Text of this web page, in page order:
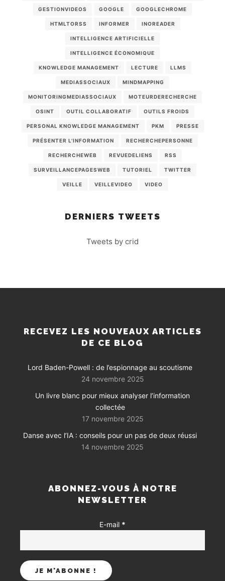
GESTIONVIDEOS GOOGLE GOOGLECHROME
HTMLTORSS INFORMER INOREADER
INTELLIGENCE ARTIFICIELLE
INTELLIGENCE ÉCONOMIQUE
KNOWLEDGE MANAGEMENT LECTURE LLMS
MEDIASSOCIAUX MINDMAPPING
MONITORINGMEDIASSOCIAUX MOTEURDERECHERCHE
OSINT OUTIL COLLABORATIF OUTILS FROIDS
PERSONAL KNOWLEDGE MANAGEMENT PKM PRESSE
PRÉSENTER L'INFORMATION RECHERCHEPERSONNE
RECHERCHEWEB REVUEDELIENS RSS
SURVEILLANCEPAGESWEB TUTORIEL TWITTER
VEILLE VEILLEVIDEO VIDEO
DERNIERS TWEETS
Tweets by crid
RECEVEZ LES NOUVEAUX ARTICLES
DE CE BLOG
Lord Baden-Powell : de l’espionnage au scoutisme
24 novembre 2025
Un livre blanc pour mieux analyser l’information
collectée
17 novembre 2025
Danse avec l’IA : conseils pour un pas de deux réussi
14 novembre 2025
ABONNEZ-VOUS À NOTRE
NEWSLETTER
E-mail *